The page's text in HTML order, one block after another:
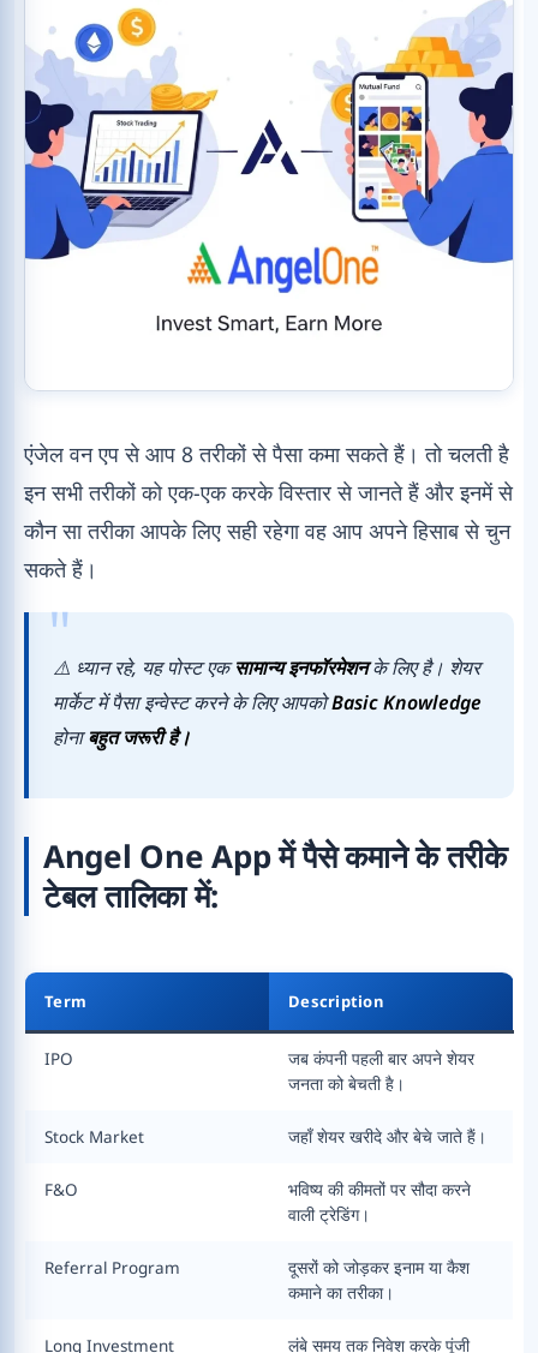
एंजेल वन एप से आप 8 तरीकों से पैसा कमा सकते हैं। तो चलती है
इन सभी तरीकों को एक-एक करके विस्तार से जानते हैं और इनमें से
कौन सा तरीका आपके लिए सही रहेगा वह आप अपने हिसाब से चुन
सकते हैं।
⚠️ ध्यान रहे, यह पोस्ट एकसामान्य इनफॉरमेशनके लिए है। शेयर
मार्केट में पैसा इन्वेस्ट करने के लिए आपकोBasic Knowledge
होनाबहुत जरूरी है।
Angel One App में पैसे कमाने के तरीके
टेबल तालिका में:
Term Description
IPO
जब कंपनी पहली बार अपने शेयर
जनता को बेचती है।
Stock Market जहाँ शेयर खरीदे और बेचे जाते हैं।
F&O
भविष्य की कीमतों पर सौदा करने
वाली ट्रेडिंग।
Referral Program
दूसरों को जोड़कर इनाम या कैश
कमाने का तरीका।
Long Investment लंबे समय तक निवेश करके पूंजी